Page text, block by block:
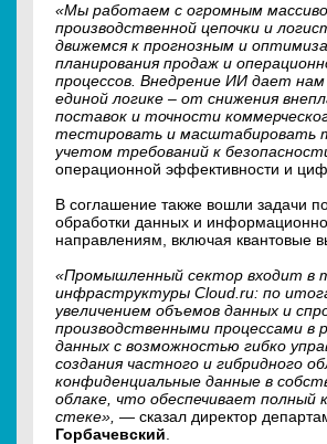
«Мы работаем с огромным
производственной цепочки и
движемся к прогнозным и
планирования продаж и
процессов. Внедрение ИИ дает
единой логике – от снижения
поставок и точности
тестировать и масштабировать
учетом требований к
операционной эффективности и
В соглашение также вошли задачи
обработки данных и
направлениям, включая квантовые
«Промышленный сектор входит в
инфраструктуры Cloud.ru: по
увеличением объемов данных и
производственными процессами в
данных с возможностью гибко
создания частного и гибридного
конфиденциальные данные в
облаке, что обеспечивает полный
стеке», — сказал директор
Горбачевский